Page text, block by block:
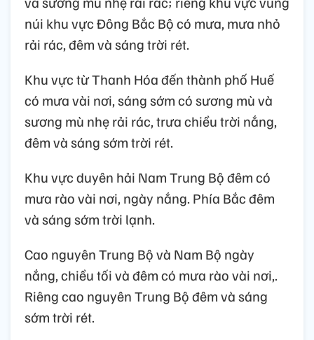
núi khu vực Đông Bắc Bộ có mưa, mưa nhỏ
rải rác, đêm và sáng trời rét.
Khu vực từ Thanh Hóa đến thành phố Huế
có mưa vài nơi, sáng sớm có sương mù và
sương mù nhẹ rải rác, trưa chiều trời nắng,
đêm và sáng sớm trời rét.
Khu vực duyên hải Nam Trung Bộ đêm có
mưa rào vài nơi, ngày nắng. Phía Bắc đêm
và sáng sớm trời lạnh.
Cao nguyên Trung Bộ và Nam Bộ ngày
nắng, chiều tối và đêm có mưa rào vài nơi,.
Riêng cao nguyên Trung Bộ đêm và sáng
sớm trời rét.